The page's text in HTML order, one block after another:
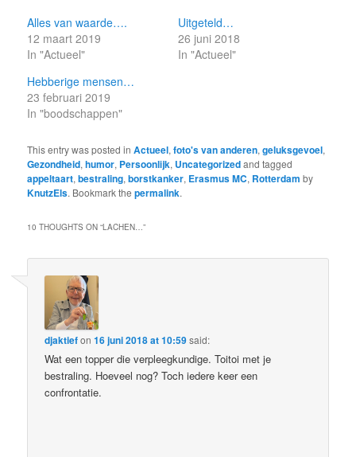
Alles van waarde….
12 maart 2019
In "Actueel"
Uitgeteld…
26 juni 2018
In "Actueel"
Hebberige mensen…
23 februari 2019
In "boodschappen"
This entry was posted inActueel,foto's van anderen,geluksgevoel,
Gezondheid,humor, Persoonlijk, Uncategorizedand tagged
appeltaart,bestraling,borstkanker, Erasmus MC, Rotterdam by
KnutzEls. Bookmark thepermalink.
10 THOUGHTS ON “LACHEN…”
djaktiefon16 juni 2018 at 10:59said:
Wat een topper die verpleegkundige. Toitoi met je
bestraling. Hoeveel nog? Toch iedere keer een
confrontatie.